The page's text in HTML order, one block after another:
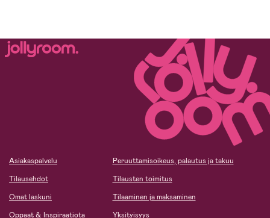
Asiakaspalvelu
Tilausehdot
Omat laskuni
Oppaat & Inspiraatiota
Peruuttamisoikeus, palautus ja takuu
Tilausten toimitus
Tilaaminen ja maksaminen
Yksityisyys